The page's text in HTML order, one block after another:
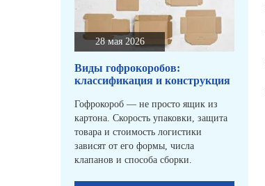
28 мая 2026
Виды гофрокоробов:
классификация и конструкция
Гофрокороб — не просто ящик из
картона. Скорость упаковки, защита
товара и стоимость логистики
зависят от его формы, числа
клапанов и способа сборки.